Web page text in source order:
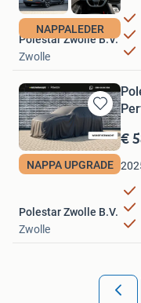
NAPPALEDER
Polestar Zwolle B.V.
Zwolle
Bewaren
in
Mijn
Favorieten
NAPPA UPGRADE
€
Polestar Zwolle B.V.
Zwolle